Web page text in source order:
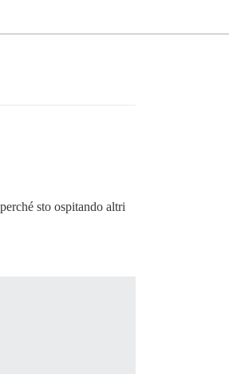
sto ospitando altri